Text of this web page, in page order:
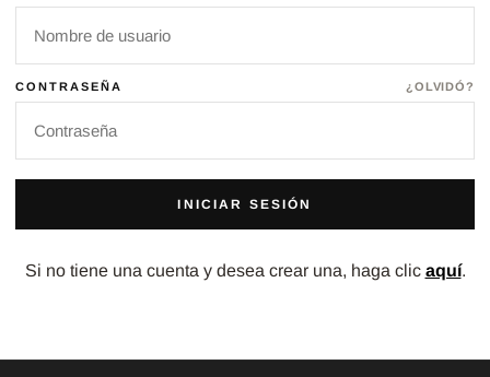
CONTRASEÑA ¿OLVIDÓ?
INICIAR SESIÓN
Si no tiene una cuenta y desea crear una, haga clic aquí.